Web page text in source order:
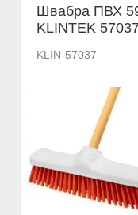
Швабра ПВХ
KLINTEK
KLIN-57037